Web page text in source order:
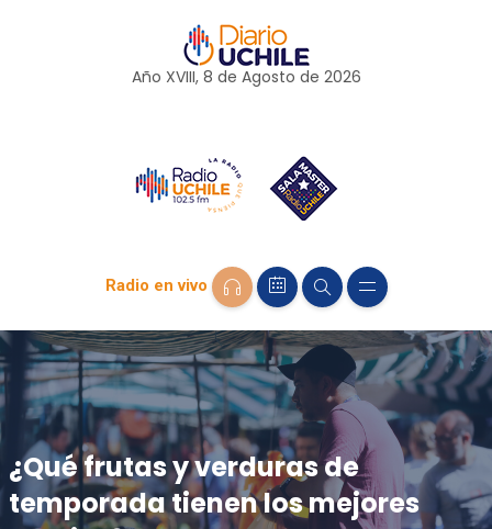
Año XVIII, 8 de Agosto de 2026
Radio en vivo
¿Qué frutas y verduras de
temporada tienen los mejores